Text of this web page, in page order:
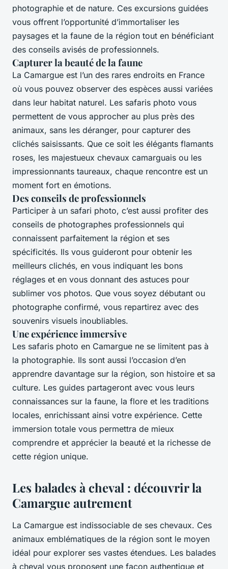
photographie et de nature. Ces excursions guidées
vous offrent l’opportunité d’immortaliser les
paysages et la faune de la région tout en bénéficiant
des conseils avisés de professionnels.
Capturer la beauté de la faune
La Camargue est l’un des rares endroits en France
où vous pouvez observer des espèces aussi variées
dans leur habitat naturel. Les safaris photo vous
permettent de vous approcher au plus près des
animaux, sans les déranger, pour capturer des
clichés saisissants. Que ce soit les élégants flamants
roses, les majestueux chevaux camarguais ou les
impressionnants taureaux, chaque rencontre est un
moment fort en émotions.
Des conseils de professionnels
Participer à un safari photo, c’est aussi profiter des
conseils de photographes professionnels qui
connaissent parfaitement la région et ses
spécificités. Ils vous guideront pour obtenir les
meilleurs clichés, en vous indiquant les bons
réglages et en vous donnant des astuces pour
sublimer vos photos. Que vous soyez débutant ou
photographe confirmé, vous repartirez avec des
souvenirs visuels inoubliables.
Une expérience immersive
Les safaris photo en Camargue ne se limitent pas à
la photographie. Ils sont aussi l’occasion d’en
apprendre davantage sur la région, son histoire et sa
culture. Les guides partageront avec vous leurs
connaissances sur la faune, la flore et les traditions
locales, enrichissant ainsi votre expérience. Cette
immersion totale vous permettra de mieux
comprendre et apprécier la beauté et la richesse de
cette région unique.
Les balades à cheval : découvrir la
Camargue autrement
La Camargue est indissociable de ses chevaux. Ces
animaux emblématiques de la région sont le moyen
idéal pour explorer ses vastes étendues. Les balades
à cheval vous proposent une façon authentique et